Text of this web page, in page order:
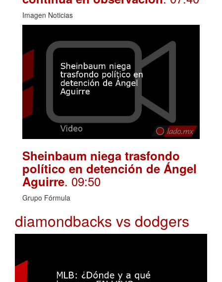
Imagen Noticias
Sheinbaum niega trasfondo
político en detención de Ángel
Aguirre. 09:50
Grupo Fórmula
diamondbacks vs dodgers